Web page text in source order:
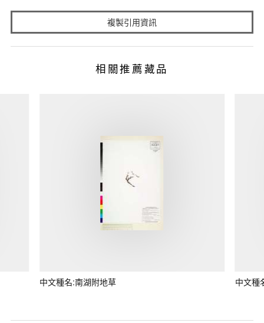
複製引用資訊
相關推薦藏品
中文種名:南湖附地草 中文種